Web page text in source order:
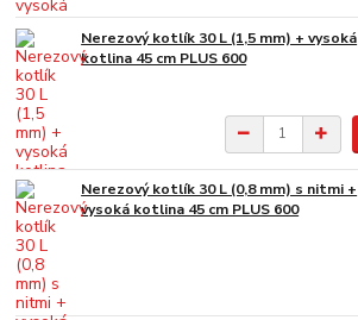
Nerezový kotlík 30 L (1,5 mm) + vysoká
kotlina 45 cm PLUS 600
Nerezový kotlík 30 L (0,8 mm) s nitmi +
vysoká kotlina 45 cm PLUS 600